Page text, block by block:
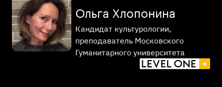
Ольга Хлопонина
Кандидат культурологии,
преподаватель Московского
Гуманитарного университета